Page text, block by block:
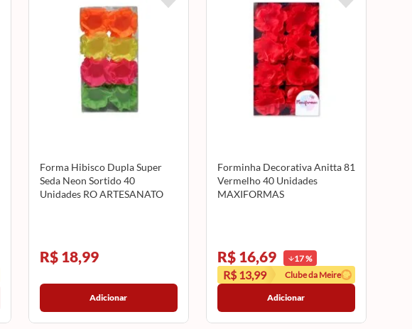
Forma Hibisco Dupla Super
Seda Neon Sortido 40
Unidades RO ARTESANATO
R$ 18,99
Adicionar
Forminha Decorativa Anitta 81
Vermelho 40 Unidades
MAXIFORMAS
R$ 16,69 17%
R$ 13,99 Clube da Meire
Adicionar